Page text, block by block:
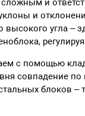
и
и
угла
с помощью
совпадение
блоков